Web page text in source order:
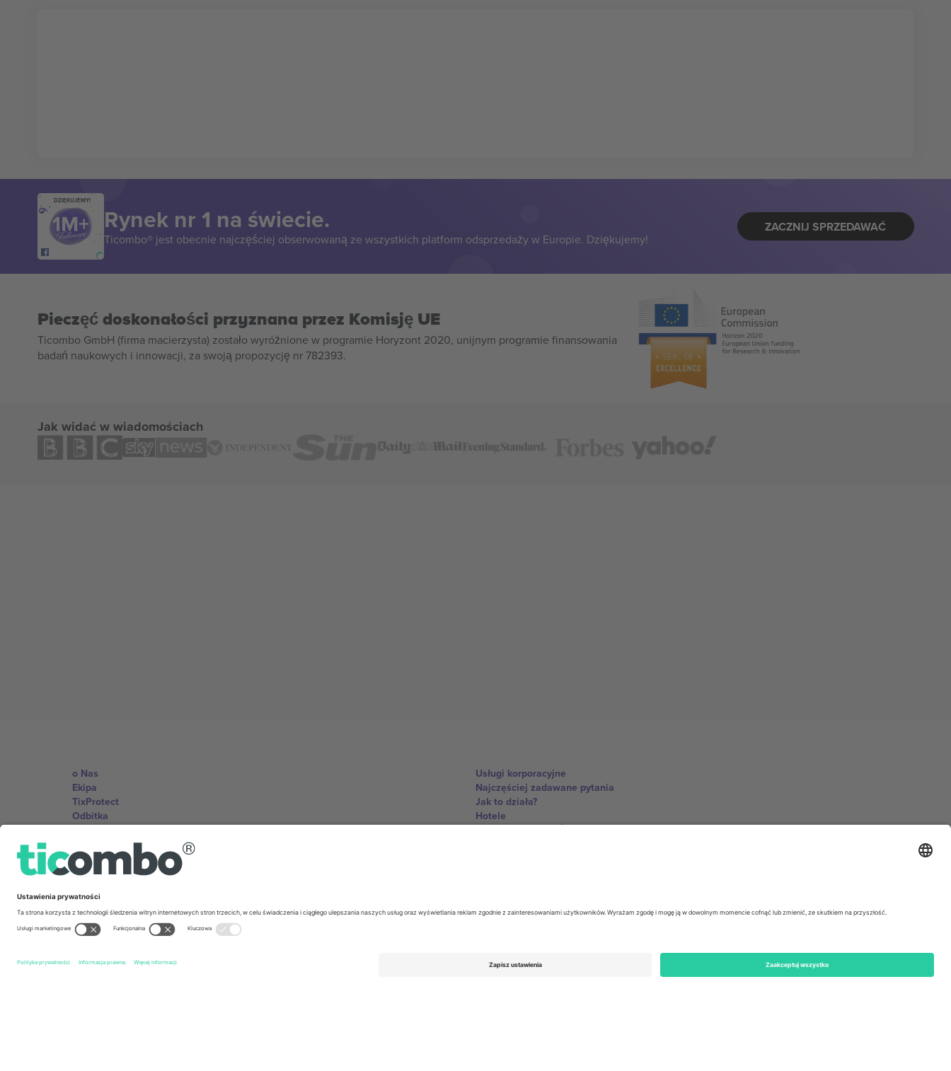
DZIĘKUJEMY!
Rynek nr 1 na świecie.
Ticombo® jest obecnie najczęściej obserwowaną ze wszystkich platform odsprzedaży w Europie. Dziękujemy!
ZACZNIJ SPRZEDAWAĆ
Pieczęć doskonałości przyznana przez Komisję UE
Ticombo GmbH (firma macierzysta) zostało wyróżnione w programie Horyzont 2020, unijnym programie finansowania
badań naukowych i innowacji, za swoją propozycję nr 782393.
Jak widać w wiadomościach
o Nas
Ekipa
TixProtect
Odbitka
Zasady i warunki
Program partnerski
Usługi korporacyjne
Najczęściej zadawane pytania
Jak to działa?
Hotele
Centrum Pucharu Świata